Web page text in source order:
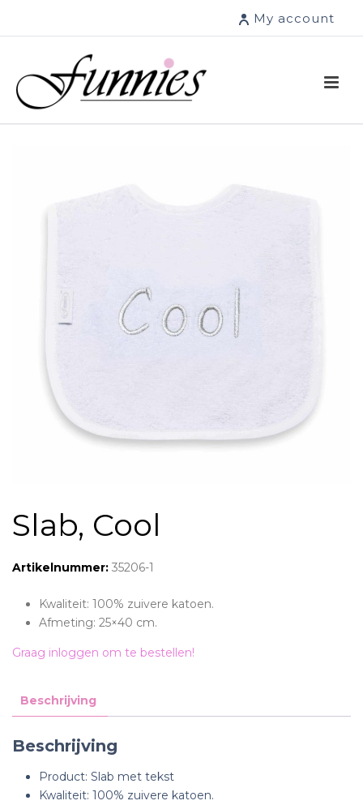
My account
Slab, Cool
Artikelnummer: 35206-1
Kwaliteit: 100% zuivere katoen.
Afmeting: 25×40 cm.
Graag inloggen om te bestellen!
Beschrijving
Beschrijving
Product: Slab met tekst
Kwaliteit: 100% zuivere katoen.